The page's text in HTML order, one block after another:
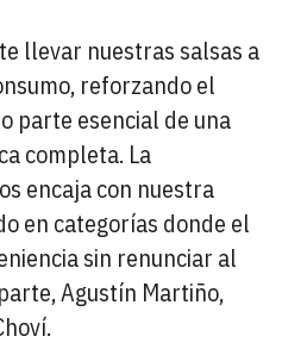
llevar nuestras salsas a
reforzando el
parte esencial de una
completa. La
encaja con nuestra
en categorías donde el
sin renunciar al
Agustín Martiño,